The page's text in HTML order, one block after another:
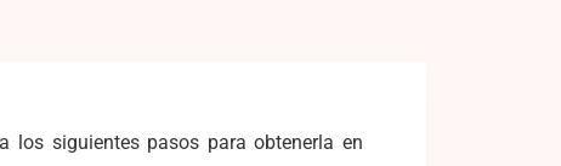
los siguientes pasos para obtenerla en